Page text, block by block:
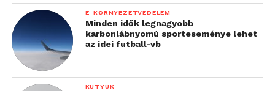
E-KÖRNYEZETVÉDELEM
Minden idők legnagyobb
karbonlábnyomú sporteseménye lehet
az idei futball-vb
KÜTYÜK